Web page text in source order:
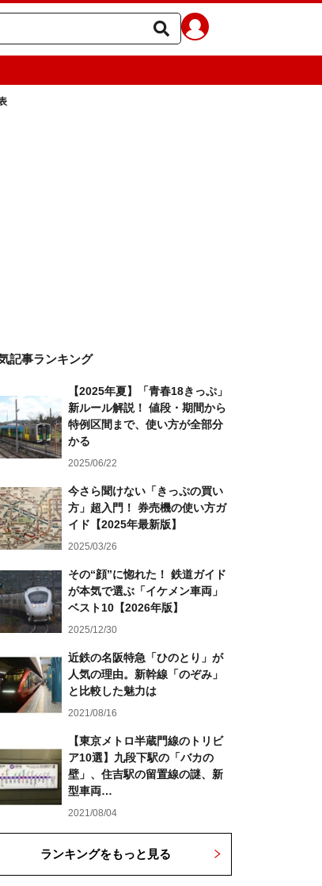
記事ランキング
【2025年夏】「青春18きっぷ」
新ルール解説！ 値段・期間から
特例区間まで、使い方が全部分
かる
2025/06/22
今さら聞けない「きっぷの買い
方」超入門！ 券売機の使い方ガ
イド【2025年最新版】
2025/03/26
その“顔”に惚れた！ 鉄道ガイド
が本気で選ぶ「イケメン車両」
ベスト10【2026年版】
2025/12/30
近鉄の名阪特急「ひのとり」が
人気の理由。新幹線「のぞみ」
と比較した魅力は
2021/08/16
【東京メトロ半蔵門線のトリビ
ア10選】九段下駅の「バカの
壁」、住吉駅の留置線の謎、新
型車両…
2021/08/04
ランキングをもっと見る